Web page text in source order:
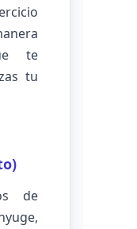
te
tu
de